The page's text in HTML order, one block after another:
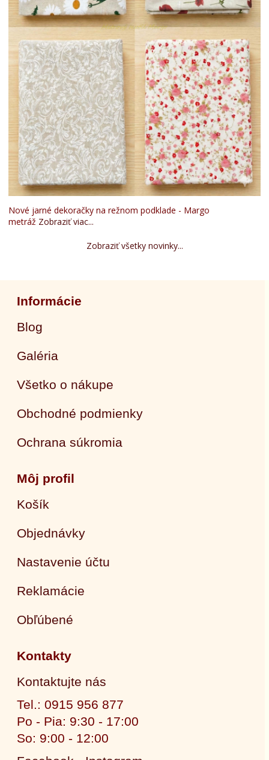
Nové jarné dekoračky na režnom podklade - Margo
metráž Zobraziť viac...
Zobraziť všetky novinky...
Informácie
Blog
Galéria
Všetko o nákupe
Obchodné podmienky
Ochrana súkromia
Môj profil
Košík
Objednávky
Nastavenie účtu
Reklamácie
Obľúbené
Kontakty
Kontaktujte nás
Tel.: 0915 956 877
Po - Pia: 9:30 - 17:00
So: 9:00 - 12:00